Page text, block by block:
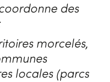
des
morcelés,
locales (parcs